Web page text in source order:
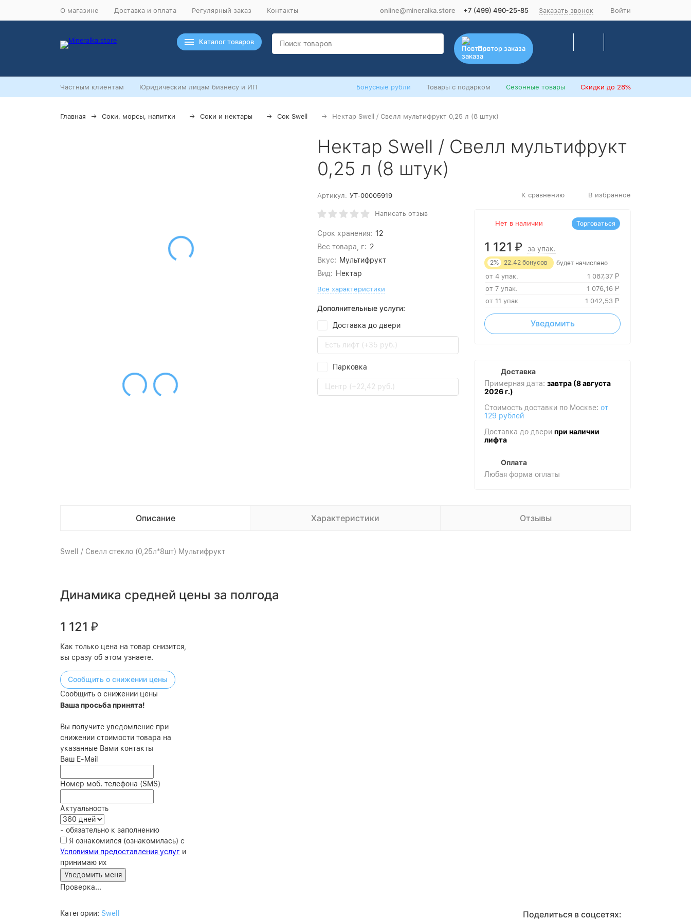
О магазине Доставка и оплата Регулярный заказ Контакты online@mineralka.store +7 (499) 490-25-85 Заказать звонок Войти
Каталог товаров
Повтор заказа
Частным клиентам Юридическим лицам бизнесу и ИП Бонусные рубли Товары с подарком Сезонные товары Скидки до 28%
Главная Соки, морсы, напитки Соки и нектары Сок Swell Нектар Swell / Свелл мультифрукт 0,25 л (8 штук)
Нектар Swell / Свелл мультифрукт
0,25 л (8 штук)
Артикул: УТ-00005919 К сравнению В избранное
Написать отзыв
Срок хранения: 12
Вес товара, г: 2
Вкус: Мультифрукт
Вид: Нектар
Все характеристики
Дополнительные услуги:
Доставка до двери
Есть лифт (+35 руб.)
Парковка
Центр (+22,42 руб.)
Нет в наличии
1 121 ₽ за упак.
2% 22.42 бонусов будет начислено
от 4 упак. 1 087,37 Р
от 7 упак.
1 076,16 Р
от 11 упак
1 042,53 Р
Уведомить
Торговаться
Доставка
Примерная дата: завтра (8 августа
2026 г.)
Стоимость доставки по Москве: от
129 рублей
Доставка до двери при наличии
лифта
Оплата
Любая форма оплаты
Описание Характеристики Отзывы
Swell / Свелл стекло (0,25л*8шт) Мультифрукт
Динамика средней цены за полгода
1 121 ₽
Как только цена на товар снизится,
вы сразу об этом узнаете.
Сообщить о снижении цены
Сообщить о снижении цены
Ваша просьба принята!
Вы получите уведомление при
снижении стоимости товара на
указанные Вами контакты
Ваш E-Mail
Номер моб. телефона (SMS)
Актуальность
- обязательно к заполнению
Я ознакомился (ознакомилась) с
Условиями предоставления услуг и
принимаю их
Проверка...
Категории: Swell Поделиться в соцсетях: